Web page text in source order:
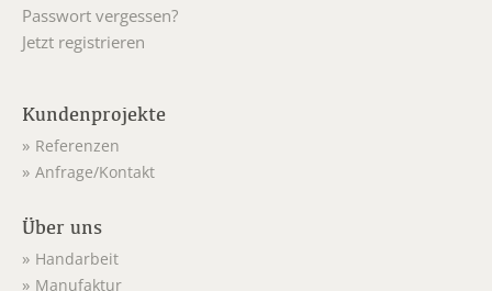
Passwort vergessen?
Jetzt registrieren
Kundenprojekte
Referenzen
Anfrage/Kontakt
Über uns
Handarbeit
Manufaktur